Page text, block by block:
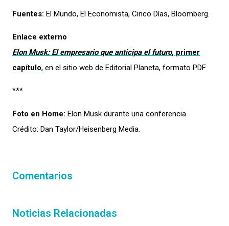
Fuentes: El Mundo, El Economista, Cinco Días, Bloomberg.
Enlace externo
Elon Musk: El empresario que anticipa el futuro, primer
capítulo, en el sitio web de Editorial Planeta, formato PDF
***
Foto en Home: Elon Musk durante una conferencia.
Crédito: Dan Taylor/Heisenberg Media.
Comentarios
Noticias Relacionadas